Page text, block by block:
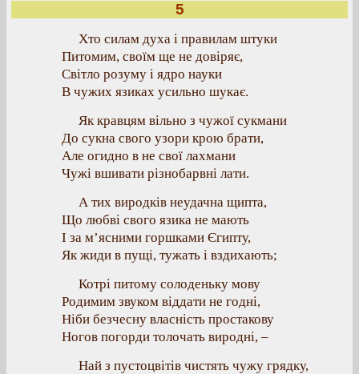
5
Хто силам духа і правилам штуки
Питомим, своїм ще не довіряє,
Світло розуму і ядро науки
В чужих язиках усильно шукає.
Як кравцям вільно з чужої сукмани
До сукна свого узори крою брати,
Але огидно в не свої лахмани
Чужі вшивати різнобарвні лати.
А тих виродків неудачна щипта,
Що любві свого язика не мають
І за м’ясними горшками Єгипту,
Як жиди в пущі, тужать і вздихають;
Котрі питому солоденьку мову
Родимим звуком віддати не годні,
Ніби безчесну власність простакову
Ногов погорди толочать виродні, –
Най з пустоцвітів чистять чужу грядку,